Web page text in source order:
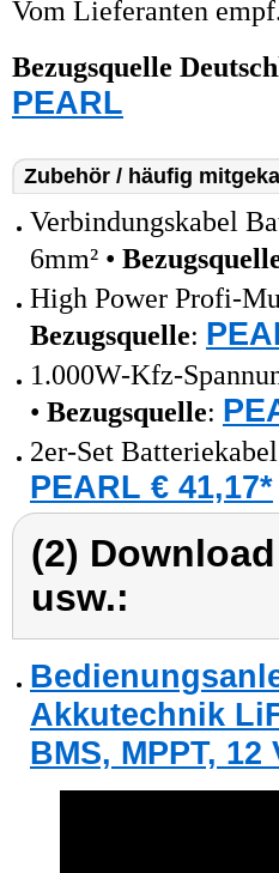
Vom Lieferanten
Bezugsquelle
PEARL
Zubehör / häufig
Verbindungskabel
6mm² •
High Power Profi-
Bezugsquelle:
1.000W-Kfz-
• Bezugsquelle:
2er-Set
PEARL € 41,17*
(2)
usw.:
Akkutechnik
BMS, MPPT, 12